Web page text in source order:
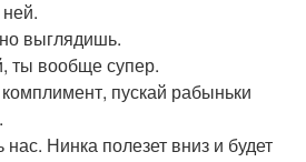
выглядишь.
ты вообще супер.
пускай рабыньки
Нинка полезет вниз и будет